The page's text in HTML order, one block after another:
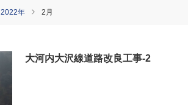
2022年 2月
大河内大沢線道路改良工事-2